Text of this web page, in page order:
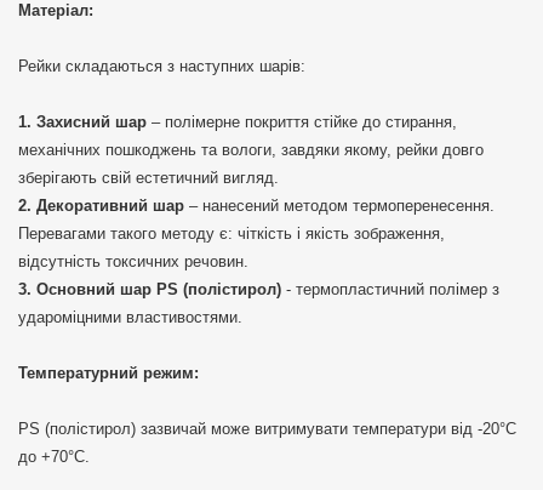
Матеріал:
Рейки складаються з наступних шарів:
Захисний шар – полімерне покриття стійке до стирання,
механічних пошкоджень та вологи, завдяки якому, рейки довго
зберігають свій естетичний вигляд.
Декоративний шар – нанесений методом термоперенесення.
Перевагами такого методу є: чіткість і якість зображення,
відсутність токсичних речовин.
Основний шар PS (полістирол) - термопластичний полімер з
удароміцними властивостями.
Температурний режим:
PS (полістирол) зазвичай може витримувати температури від -20°C
до +70°C.